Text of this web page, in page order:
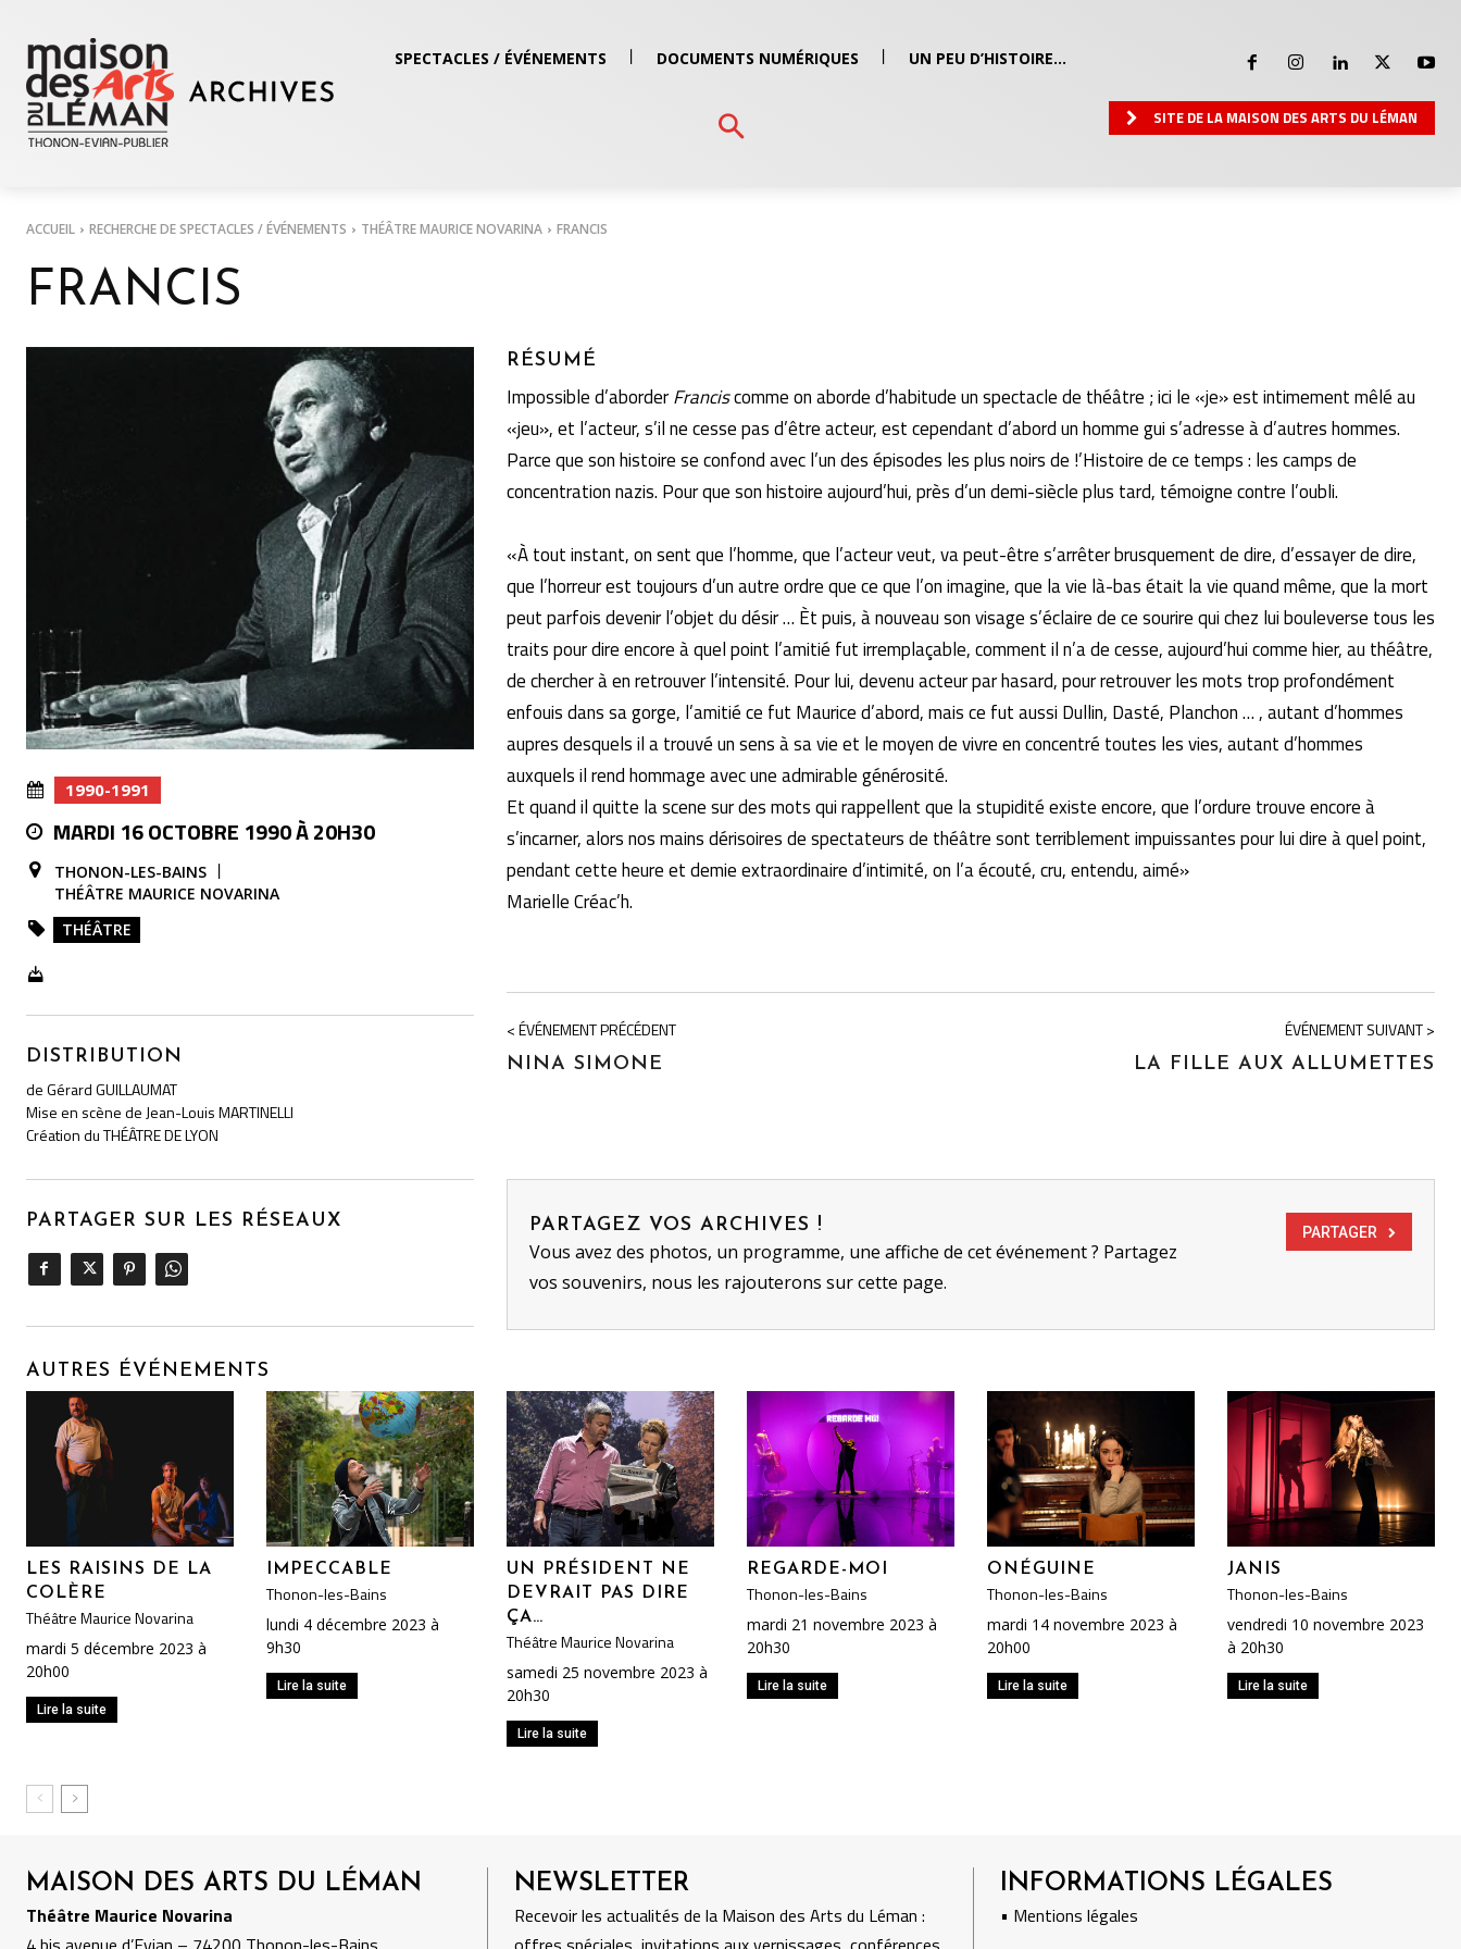
SPECTACLES / ÉVÉNEMENTS DOCUMENTS NUMÉRIQUES UN PEU D’HISTOIRE…
SITE DE LA MAISON DES ARTS DU LÉMAN
ACCUEIL RECHERCHE DE SPECTACLES / ÉVÉNEMENTS THÉÂTRE MAURICE NOVARINA FRANCIS
FRANCIS
1990-1991
MARDI 16 OCTOBRE 1990 À 20H30
THONON-LES-BAINS
THÉÂTRE MAURICE NOVARINA
THÉÂTRE
DISTRIBUTION
de Gérard GUILLAUMAT
Mise en scène de Jean-Louis MARTINELLI
Création du THÉÂTRE DE LYON
RÉSUMÉ
Impossible d’aborderFranciscomme on aborde d’habitude un spec­tacle de théâtre ; ici le «je» est intimement mêlé au
«jeu», et l’acteur, s’il ne cesse pas d’être acteur, est cependant d’abord un homme gui s’adresse à d’autres hommes.
Parce que son histoire se confond avec l’un des épiso­des les plus noirs de !’Histoire de ce temps : les camps de
concentration nazis. Pour que son histoire aujourd’hui, près d’un demi-siècle plus tard, témoigne contre l’oubli.
«À tout instant, on sent que l’homme, que l’acteur veut, va peut-être s’arrêter brusquement de dire, d’essayer de dire,
que l’horreur est toujours d’un autre ordre que ce que l’on imagine, que la vie là-bas était la vie quand même, que la mort
peut parfois devenir l’objet du désir … Èt puis, à nouveau son visage s’éclaire de ce sourire qui chez lui bouleverse tous les
traits pour dire encore à quel point l’amitié fut irremplaçable, comment il n’a de cesse, aujourd’hui comme hier, au théâtre,
de chercher à en retrouver l’intensité. Pour lui, devenu acteur par hasard, pour retrouver les mots trop profondément
enfouis dans sa gorge, l’amitié ce fut Maurice d’abord, mais ce fut aussi Dullin, Dasté, Planchon … , autant d’hom­mes
aupres desquels il a trouvé un sens à sa vie et le moyen de vivre en concen­tré toutes les vies, autant d’hommes
auxquels il rend hommage avec une admi­rable générosité.
Et quand il quitte la scene sur des mots qui rappellent que la stupidité existe encore, que l’ordure trouve encore à
s’incarner, alors nos mains dérisoires de spectateurs de théâtre sont terriblement impuissantes pour lui dire à quel point,
pendant cette heure et demie extraordinaire d’intimité, on l’a écouté, cru, entendu, aimé»
Marielle Créac’h.
< ÉVÉNEMENT PRÉCÉDENT
NINA SIMONE
ÉVÉNEMENT SUIVANT >
LA FILLE AUX ALLUMETTES
PARTAGER SUR LES RÉSEAUX PARTAGEZ VOS ARCHIVES !
Vous avez des photos, un programme, une affiche de cet événement ? Partagez
vos souvenirs, nous les rajouterons sur cette page.
PARTAGER
AUTRES ÉVÉNEMENTS
LES RAISINS DE LA
COLÈRE
Théâtre Maurice Novarina
mardi 5 décembre 2023 à
20h00
Lire la suite
IMPECCABLE
Thonon-les-Bains
lundi 4 décembre 2023 à
9h30
Lire la suite
UN PRÉSIDENT NE
DEVRAIT PAS DIRE
ÇA…
Théâtre Maurice Novarina
samedi 25 novembre 2023 à
20h30
Lire la suite
REGARDE-MOI
Thonon-les-Bains
mardi 21 novembre 2023 à
20h30
Lire la suite
ONÉGUINE
Thonon-les-Bains
mardi 14 novembre 2023 à
20h00
Lire la suite
JANIS
Thonon-les-Bains
vendredi 10 novembre 2023
à 20h30
Lire la suite
MAISON DES ARTS DU LÉMAN
Théâtre Maurice Novarina
NEWSLETTER
Recevoir les actualités de la Maison des Arts du Léman :
INFORMATIONS LÉGALES
• Mentions légales